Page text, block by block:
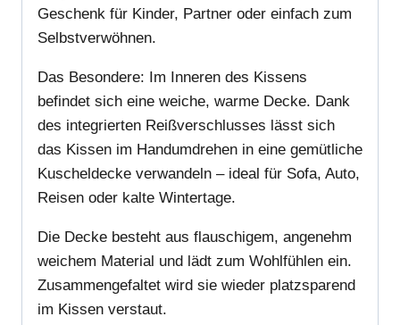
Geschenk für Kinder, Partner oder einfach zum
Selbstverwöhnen.
Das Besondere: Im Inneren des Kissens
befindet sich eine weiche, warme Decke. Dank
des integrierten Reißverschlusses lässt sich
das Kissen im Handumdrehen in eine gemütliche
Kuscheldecke verwandeln – ideal für Sofa, Auto,
Reisen oder kalte Wintertage.
Die Decke besteht aus flauschigem, angenehm
weichem Material und lädt zum Wohlfühlen ein.
Zusammengefaltet wird sie wieder platzsparend
im Kissen verstaut.